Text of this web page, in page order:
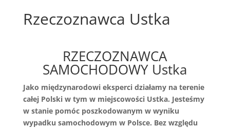
Rzeczoznawca Ustka
RZECZOZNAWCA
SAMOCHODOWY Ustka
Jako międzynarodowi eksperci działamy na terenie
całej Polski w tym w miejscowości Ustka. Jesteśmy
w stanie pomóc poszkodowanym w wyniku
wypadku samochodowym w Polsce. Bez względu